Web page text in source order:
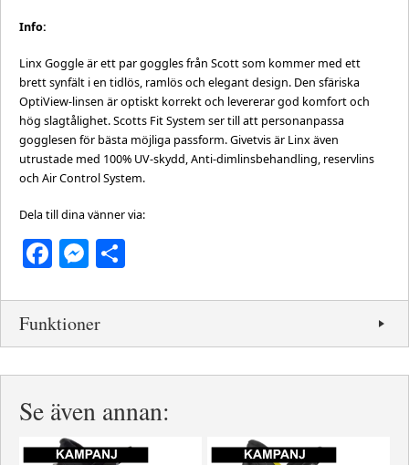
Info:
Linx Goggle är ett par goggles från Scott som kommer med ett
brett synfält i en tidlös, ramlös och elegant design. Den sfäriska
OptiView-linsen är optiskt korrekt och levererar god komfort och
hög slagtålighet. Scotts Fit System ser till att personanpassa
gogglesen för bästa möjliga passform. Givetvis är Linx även
utrustade med 100% UV-skydd, Anti-dimlinsbehandling, reservlins
och Air Control System.
Dela till dina vänner via:
Facebook
Messenger
Funktioner
Se även annan: